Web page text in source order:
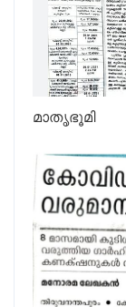
മാതൃഭൂമി